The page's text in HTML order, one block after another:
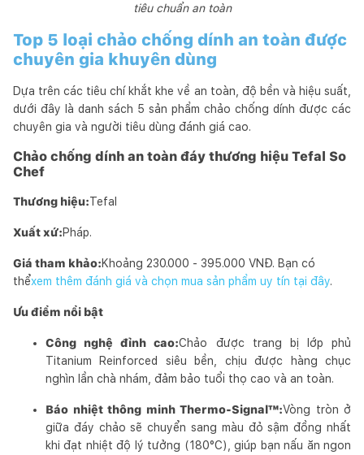
tiêu chuẩn an toàn
Top 5 loại chảo chống dính an toàn được
chuyên gia khuyên dùng
Dựa trên các tiêu chí khắt khe về an toàn, độ bền và hiệu suất,
dưới đây là danh sách 5 sản phẩm chảo chống dính được các
chuyên gia và người tiêu dùng đánh giá cao.
Chảo chống dính an toàn đáy thương hiệu Tefal So
Chef
Thương hiệu:Tefal
Xuất xứ:Pháp.
Giá tham khảo:Khoảng 230.000 - 395.000 VNĐ. Bạn có
thểxem thêm đánh giá và chọn mua sản phẩm uy tín tại đây.
Ưu điểm nổi bật
Công nghệ đỉnh cao:Chảo được trang bị lớp phủ
Titanium Reinforced siêu bền, chịu được hàng chục
nghìn lần chà nhám, đảm bảo tuổi thọ cao và an toàn.
Báo nhiệt thông minh Thermo-Signal™:Vòng tròn ở
giữa đáy chảo sẽ chuyển sang màu đỏ sậm đồng nhất
khi đạt nhiệt độ lý tưởng (180°C), giúp bạn nấu ăn ngon